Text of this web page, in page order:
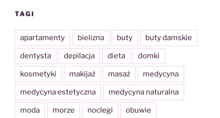
TAGI
apartamenty bielizna buty buty damskie
dentysta depilacja dieta domki
kosmetyki makijaż masaż medycyna
medycyna estetyczna medycyna naturalna
moda morze noclegi obuwie